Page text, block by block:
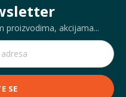
proizvodima, akcijama...
SE